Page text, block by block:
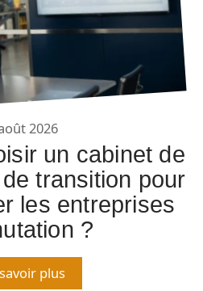
2026
un cabinet de
transition pour
les entreprises
?
plus